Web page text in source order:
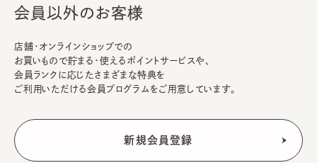
会員以外のお客様
店舗・オンラインショップでの
お買いもので貯まる・使えるポイントサービスや、
会員ランクに応じたさまざまな特典を
ご利用いただける会員プログラムをご用意しています。